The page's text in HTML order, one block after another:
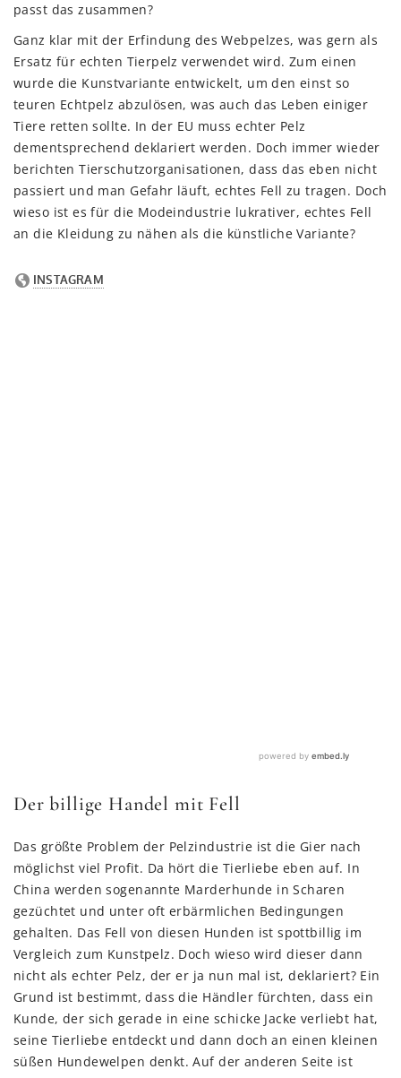
passt das zusammen?
Ganz klar mit der Erfindung des Webpelzes, was gern als
Ersatz für echten Tierpelz verwendet wird. Zum einen
wurde die Kunstvariante entwickelt, um den einst so
teuren Echtpelz abzulösen, was auch das Leben einiger
Tiere retten sollte. In der EU muss echter Pelz
dementsprechend deklariert werden. Doch immer wieder
berichten Tierschutzorganisationen, dass das eben nicht
passiert und man Gefahr läuft, echtes Fell zu tragen. Doch
wieso ist es für die Modeindustrie lukrativer, echtes Fell
an die Kleidung zu nähen als die künstliche Variante?
Der billige Handel mit Fell
Das größte Problem der Pelzindustrie ist die Gier nach
möglichst viel Profit. Da hört die Tierliebe eben auf. In
China werden sogenannte Marderhunde in Scharen
gezüchtet und unter oft erbärmlichen Bedingungen
gehalten. Das Fell von diesen Hunden ist spottbillig im
Vergleich zum Kunstpelz. Doch wieso wird dieser dann
nicht als echter Pelz, der er ja nun mal ist, deklariert? Ein
Grund ist bestimmt, dass die Händler fürchten, dass ein
Kunde, der sich gerade in eine schicke Jacke verliebt hat,
seine Tierliebe entdeckt und dann doch an einen kleinen
süßen Hundewelpen denkt. Auf der anderen Seite ist